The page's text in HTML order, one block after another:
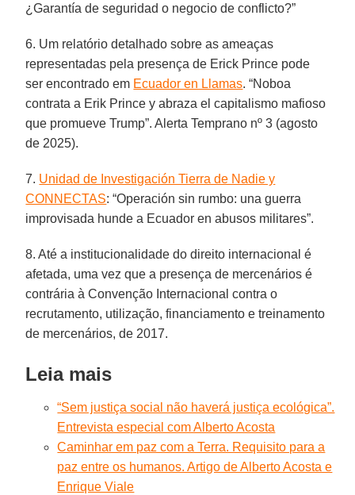
¿Garantía de seguridad o negocio de conflicto?”
6. Um relatório detalhado sobre as ameaças
representadas pela presença de Erick Prince pode
ser encontrado em Ecuador en Llamas. “Noboa
contrata a Erik Prince y abraza el capitalismo mafioso
que promueve Trump”. Alerta Temprano nº 3 (agosto
de 2025).
7. Unidad de Investigación Tierra de Nadie y
CONNECTAS: “Operación sin rumbo: una guerra
improvisada hunde a Ecuador en abusos militares”.
8. Até a institucionalidade do direito internacional é
afetada, uma vez que a presença de mercenários é
contrária à Convenção Internacional contra o
recrutamento, utilização, financiamento e treinamento
de mercenários, de 2017.
Leia mais
“Sem justiça social não haverá justiça ecológica”.
Entrevista especial com Alberto Acosta
Caminhar em paz com a Terra. Requisito para a
paz entre os humanos. Artigo de Alberto Acosta e
Enrique Viale